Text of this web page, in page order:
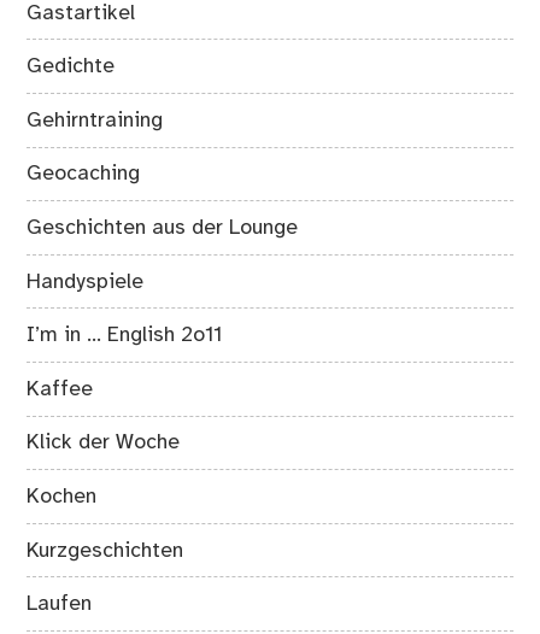
Gastartikel
Gedichte
Gehirntraining
Geocaching
Geschichten aus der Lounge
Handyspiele
I’m in … English 2o11
Kaffee
Klick der Woche
Kochen
Kurzgeschichten
Laufen